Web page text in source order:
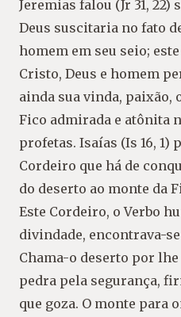
Jeremias falou (Jr 31, 22)
Deus suscitaria no fato
homem em seu seio;
Cristo, Deus e homem
ainda sua vinda, paixão,
Fico admirada e atônita
profetas. Isaías (Is 16, 1)
Cordeiro que há de
do deserto ao monte da
Este Cordeiro, o Verbo
divindade, encontrava-
Chama-o deserto por
pedra pela segurança,
que goza. O monte para